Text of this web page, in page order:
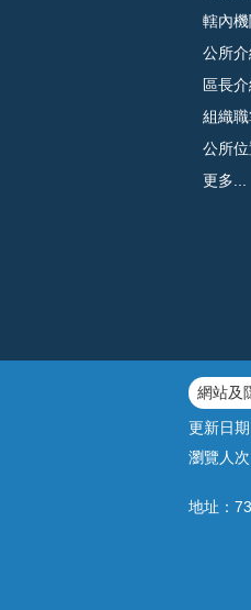
轄內
公所介
區長
組織
公所
更多...
網站及
更新日期
瀏覽人次
地址：